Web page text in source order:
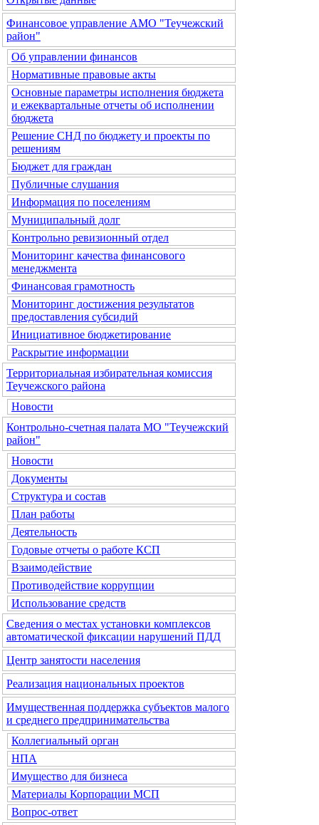
Финансовое управление АМО "Теучежский
район"
Об управлении финансов
Нормативные правовые акты
Основные параметры исполнения бюджета
и ежеквартальные отчеты об исполнении
бюджета
Решение СНД по бюджету и проекты по
решениям
Бюджет для граждан
Публичные слушания
Информация по поселениям
Муниципальный долг
Контрольно ревизионный отдел
Мониторинг качества финансового
менеджмента
Финансовая грамотность
Мониторинг достижения результатов
предоставления субсидий
Инициативное бюджетирование
Раскрытие информации
Территориальная избирательная комиссия
Теучежского района
Новости
Контрольно-счетная палата МО "Теучежский
район"
Новости
Документы
Структура и состав
План работы
Деятельность
Годовые отчеты о работе КСП
Взаимодействие
Противодействие коррупции
Использование средств
Сведения о местах установки комплексов
автоматической фиксации нарушений ПДД
Центр занятости населения
Реализация национальных проектов
Имущественная поддержка субъектов малого
и среднего предпринимательства
Коллегиальный орган
НПА
Имущество для бизнеса
Материалы Корпорации МСП
Вопрос-ответ